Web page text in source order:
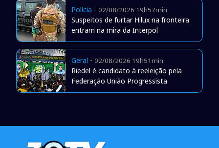
Polícia - 02/08/2026 19h57min
Suspeitos de furtar Hilux na fronteira
entram na mira da Interpol
Geral - 02/08/2026 19h51min
Riedel é candidato à reeleição pela
Federação União Progressista